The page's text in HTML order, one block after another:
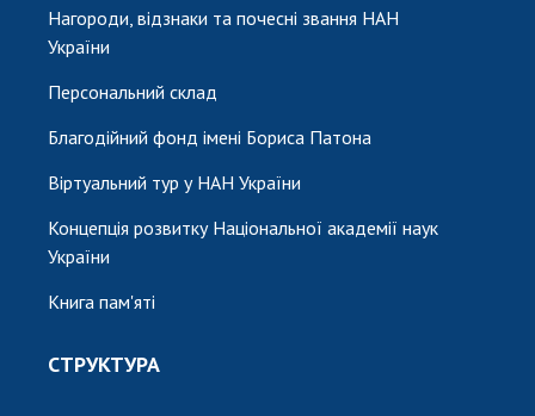
Нагороди, відзнаки та почесні звання НАН
України
Персональний склад
Благодійний фонд імені Бориса Патона
Віртуальний тур у НАН України
Концепція розвитку Національної академії наук
України
Книга пам'яті
СТРУКТУРА